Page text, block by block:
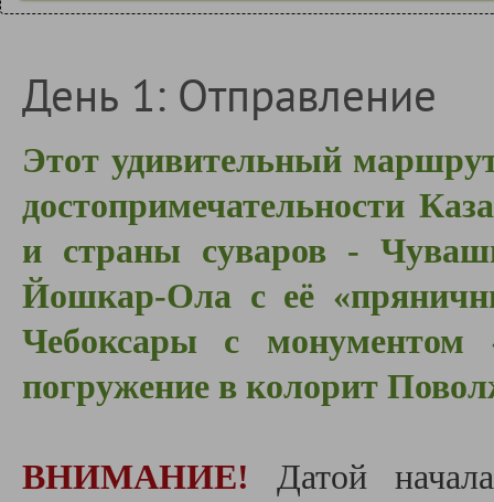
День 1: Отправление
Этот удивительный
достопримечательности
и страны суваров -
Йошкар-Ола с её
Чебоксары с монументом
погружение в колорит
ВНИМАНИЕ! Датой